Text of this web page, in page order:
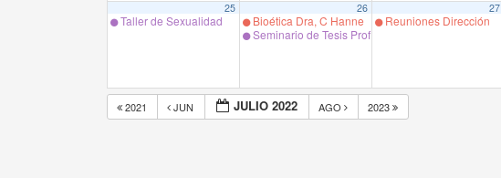
25
Taller de Sexualidad
26
Bioética Dra, C Hanne
Seminario de Tesis Prof. Ilse López
27
Reuniones Dirección
2021 JUN JULIO 2022 AGO 2023